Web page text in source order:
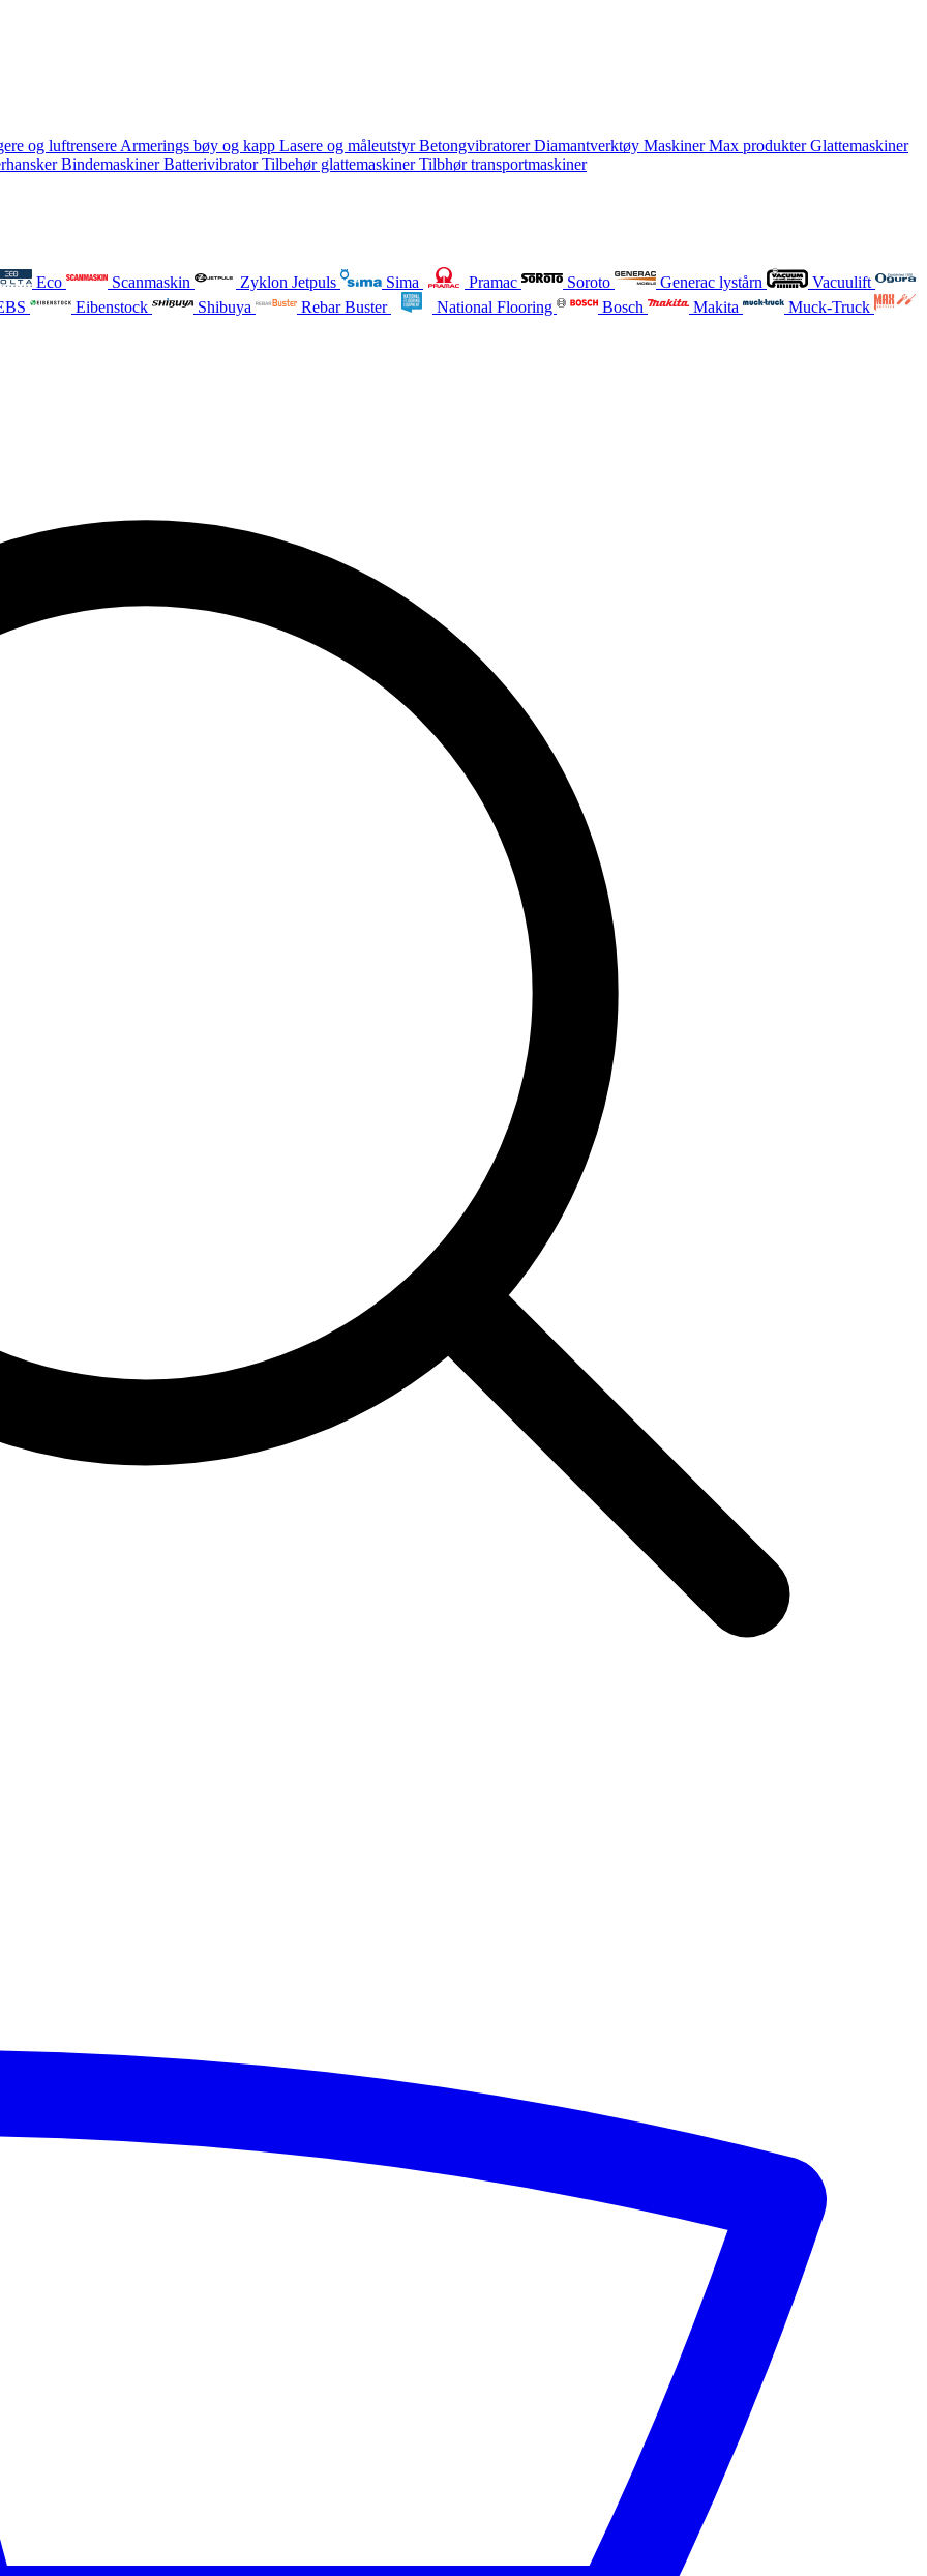
og luftrensere Armerings bøy og kapp Lasere og måleutstyrBetongvibratorerDiamantverktøy MaskinerMax produkterGlattemaskiner
BindemaskinerBatterivibratorTilbehør glattemaskinerTilbhør transportmaskiner
Eco Scanmaskin Zyklon Jetpuls Sima Pramac Soroto Generac lystårn
Vacuulift
Eibenstock Shibuya Rebar Buster National Flooring Bosch Makita Muck-Truck